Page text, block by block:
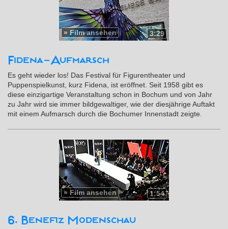
3:29
» Film ansehen
Fidena-Aufmarsch
Es geht wieder los! Das Festival für Figurentheater und
Puppenspielkunst, kurz Fidena, ist eröffnet. Seit 1958 gibt es
diese einzigartige Veranstaltung schon in Bochum und von Jahr
zu Jahr wird sie immer bildgewaltiger, wie der diesjährige Auftakt
mit einem Aufmarsch durch die Bochumer Innenstadt zeigte.
1:54
» Film ansehen
6. Benefiz Modenschau